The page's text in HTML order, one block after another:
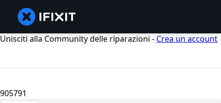
Unisciti alla Community delle riparazioni - Crea un account
905791